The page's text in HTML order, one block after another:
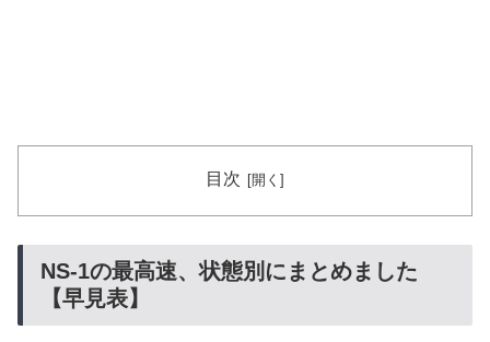
目次
NS-1の最高速、状態別にまとめました
【早見表】